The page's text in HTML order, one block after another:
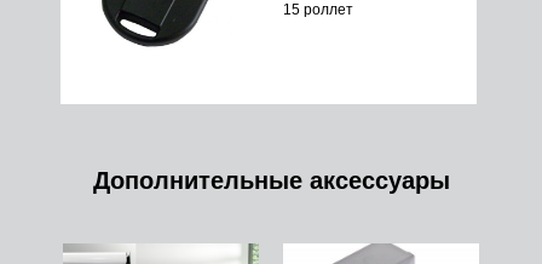
15 роллет
Дополнительные аксессуары